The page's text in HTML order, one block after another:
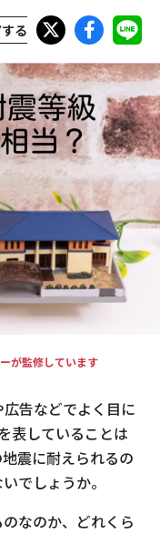
る
が監修しています
告などでよく目に
表していることは
震に耐えられるの
でしょうか。
なのか、どれくら